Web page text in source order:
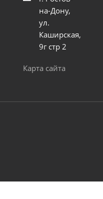
шт] (C45)
на-Дону,
ул.
Каширская,
9г стр 2
Карта сайта